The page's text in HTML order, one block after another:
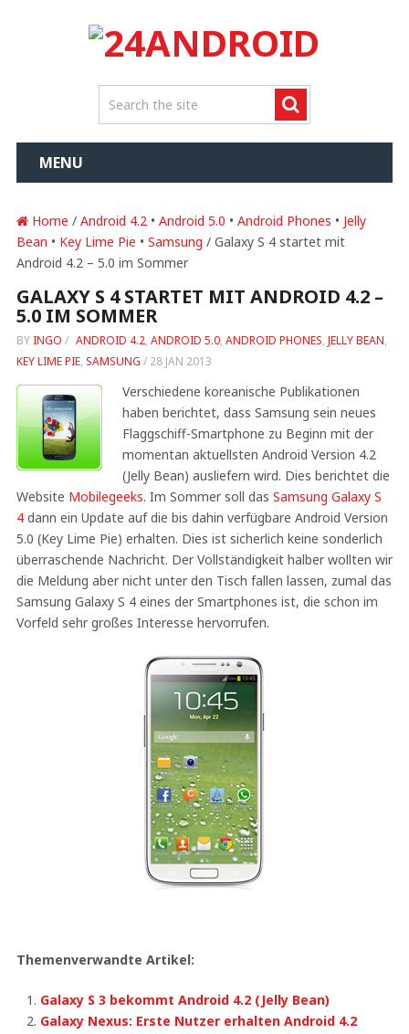
MENU
Home / Android 4.2• Android 5.0 • Android Phones • Jelly
Bean • Key Lime Pie • Samsung / Galaxy S 4 startet mit
Android 4.2 – 5.0 im Sommer
GALAXY S 4 STARTET MIT ANDROID 4.2 –
5.0 IM SOMMER
BY INGO / ANDROID 4.2, ANDROID 5.0, ANDROID PHONES, JELLY BEAN,
KEY LIME PIE, SAMSUNG / 28 JAN 2013
Verschiedene koreanische Publikationen
haben berichtet, dass Samsung sein neues
Flaggschiff-Smartphone zu Beginn mit der
momentan aktuellsten Android Version 4.2
(Jelly Bean) ausliefern wird. Dies berichtet die
Website Mobilegeeks. Im Sommer soll das Samsung Galaxy S
4dann ein Update auf die bis dahin verfügbare Android Version
5.0 (Key Lime Pie) erhalten. Dies ist sicherlich keine sonderlich
überraschende Nachricht. Der Vollständigkeit halber wollten wir
die Meldung aber nicht unter den Tisch fallen lassen, zumal das
Samsung Galaxy S 4 eines der Smartphones ist, die schon im
Vorfeld sehr großes Interesse hervorrufen.
Themenverwandte Artikel:
Galaxy S 3 bekommt Android 4.2 (Jelly Bean)
Galaxy Nexus: Erste Nutzer erhalten Android 4.2